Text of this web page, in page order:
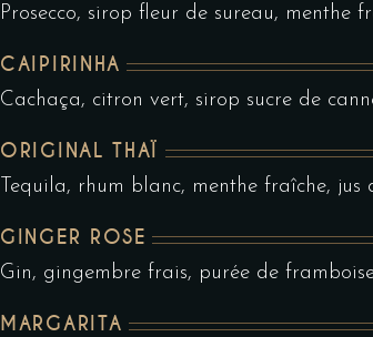
Prosecco, sirop fleur de sureau, menthe
CAIPIRINHA
Cachaça, citron vert, sirop sucre de
ORIGINAL THAÏ
Tequila, rhum blanc, menthe fraîche, jus
GINGER ROSE
Gin, gingembre frais, purée de
MARGARITA